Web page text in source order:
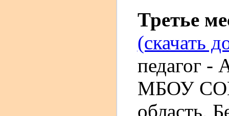
Третье
(скачать
педагог -
МБОУ
область,